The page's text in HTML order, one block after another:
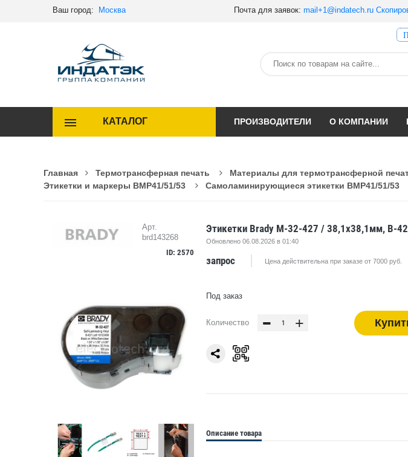
Ваш город: Москва Почта для заявок: mail+1@indatech.ru
КАТАЛОГ ПРОИЗВОДИТЕЛИ О КОМПАНИИ
Главная Термотрансферная печать Материалы для термотрансферной
Этикетки и маркеры BMP41/51/53
Самоламинирующиеся этикетки BMP41/51/53
Арт.
brd143268
ID: 2570
Этикетки Brady M-32-427 / 38,1x38,1мм, B-
Обновлено 06.08.2026 в 01:40
запрос Цена действительна при заказе от 7000 руб.
Под заказ
Количество - +
Описание товара